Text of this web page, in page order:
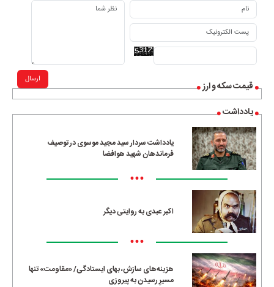
قیمت سکه و ارز
یادداشت
یادداشت سردار سید مجید موسوی در توصیف
فرماندهان شهید هوافضا
•••
اکبر عبدی به روایتی دیگر
•••
هزینه‌های سازش، بهای ایستادگی/ «مقاومت» تنها
مسیرِ رسیدن به پیروزی
ارسال